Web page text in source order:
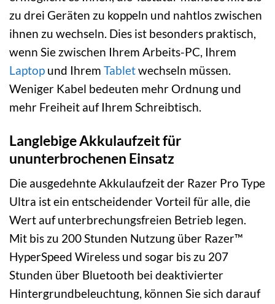
zu drei Geräten zu koppeln und nahtlos zwischen
ihnen zu wechseln. Dies ist besonders praktisch,
wenn Sie zwischen Ihrem Arbeits-PC, Ihrem
Laptop und Ihrem Tabletwechseln müssen.
Weniger Kabel bedeuten mehr Ordnung und
mehr Freiheit auf Ihrem Schreibtisch.
Langlebige Akkulaufzeit für
ununterbrochenen Einsatz
Die ausgedehnte Akkulaufzeit der Razer Pro Type
Ultra ist ein entscheidender Vorteil für alle, die
Wert auf unterbrechungsfreien Betrieb legen.
Mit bis zu 200 Stunden Nutzung über Razer™
HyperSpeed Wireless und sogar bis zu 207
Stunden über Bluetooth bei deaktivierter
Hintergrundbeleuchtung, können Sie sich darauf